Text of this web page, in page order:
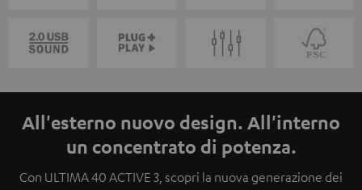
All'esterno nuovo design. All'interno
un concentrato di potenza.
Con ULTIMA 40 ACTIVE 3, scopri la nuova generazione dei